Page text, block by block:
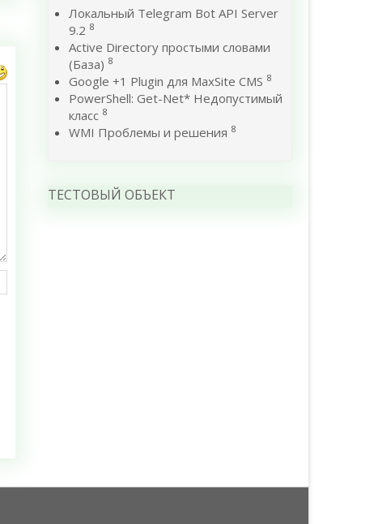
Локальный Telegram Bot API Server
9.2 8
Active Directory простыми словами
(База) 8
Google +1 Plugin для MaxSite CMS 8
PowerShell: Get-Net* Недопустимый
класс 8
WMI Проблемы и решения 8
ТЕСТОВЫЙ ОБЪЕКТ